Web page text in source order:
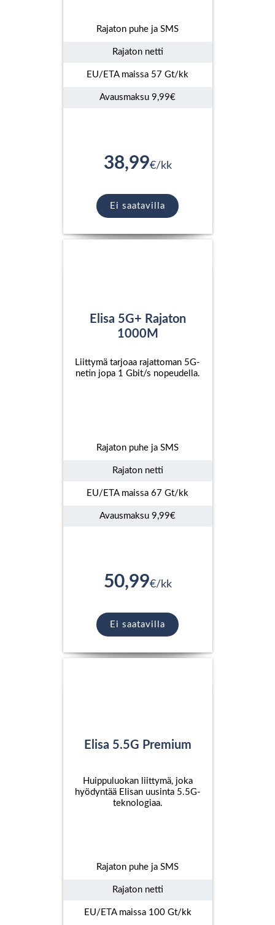
Rajaton puhe ja SMS
Rajaton netti
EU/ETA maissa 57 Gt/kk
Avausmaksu 9,99€
38,99€/kk
Ei saatavilla
Elisa 5G+ Rajaton
1000M
Liittymä tarjoaa rajattoman 5G-
netin jopa 1 Gbit/s nopeudella.
Rajaton puhe ja SMS
Rajaton netti
EU/ETA maissa 67 Gt/kk
Avausmaksu 9,99€
50,99€/kk
Ei saatavilla
Elisa 5.5G Premium
Huippuluokan liittymä, joka
hyödyntää Elisan uusinta 5.5G-
teknologiaa.
Rajaton puhe ja SMS
Rajaton netti
EU/ETA maissa 100 Gt/kk